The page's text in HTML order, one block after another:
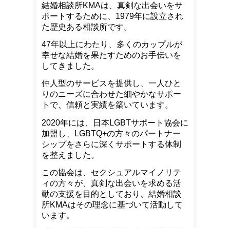
結婚相談所KMAは、真剣な出会いをサ
ポートするために、1979年に設立され
た歴史ある相談所です。
47年以上にわたり、多くのカップルが
幸せな結婚を果たすためのお手伝いを
してきました。
仲人型のサービスを提供し、一人ひと
りのニーズに合わせた細やかなサポー
トで、信頼と実績を築いています。
2020年には、日本LGBTサポート協会に
加盟し、LGBTQ+の方々のパートナー
シップをさらに深くサポートする体制
を整えました。
この協会は、セクシュアルマイノリテ
ィの方々が、真剣な出会いを求める活
動の支援を目的としており、結婚相談
所KMAはその理念に基づいて活動して
います。